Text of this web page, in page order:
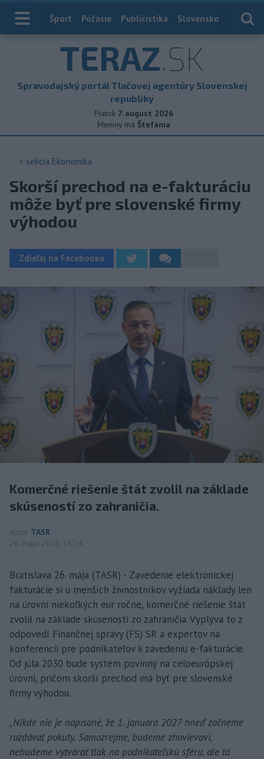
Index
Šport Počasie Publicistika Slovensko
TERAZ.SK
Spravodajský portál Tlačovej agentúry Slovenskej
republiky
Piatok 7. august 2026
Meniny má Štefánia
< sekcia Ekonomika
Skorší prechod na e-fakturáciu
môže byť pre slovenské firmy
výhodou
Zdieľaj na Facebooku
Komerčné riešenie štát zvolil na základe
skúseností zo zahraničia.
Autor TASR
26. mája 2026 15:24
Bratislava 26. mája (TASR) - Zavedenie elektronickej
fakturácie si u menších živnostníkov vyžiada náklady len
na úrovni niekoľkých eur ročne, komerčné riešenie štát
zvolil na základe skúseností zo zahraničia. Vyplýva to z
odpovedí Finančnej správy (FS) SR a expertov na
konferencii pre podnikateľov k zavedeniu e-fakturácie.
Od júla 2030 bude systém povinný na celoeurópskej
úrovni, pričom skorší prechod má byť pre slovenské
firmy výhodou.
„Nikde nie je napísané, že 1. januára 2027 hneď začneme
rozdávať pokuty. Samozrejme, budeme zhovievaví,
nebudeme vytvárať tlak na podnikateľskú sféru, ale tá